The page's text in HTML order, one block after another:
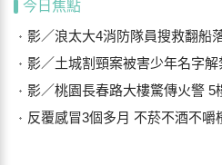
今日焦點
影／浪太大4消防隊員搜救翻船
影／土城割頸案被害少年名字解禁
影／桃園長春路大樓驚傳火警 5
反覆感冒3個多月 不菸不酒不嚼